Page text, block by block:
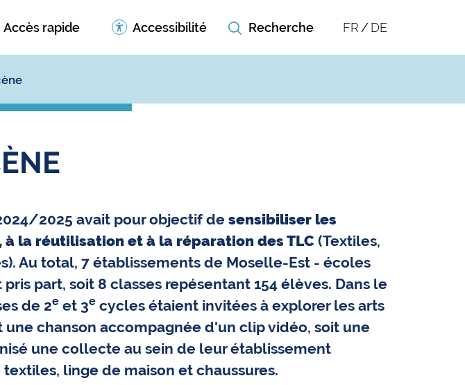
Accès rapide Accessibilité FR DE
2025 avait pour objectif de sensibiliser les
la réutilisation et à la réparation des TLC (Textiles,
Au total, 7 établissements de Moselle-Est - écoles
part, soit 8 classes repésentant 154 élèves. Dans le
de 2e et 3e cycles étaient invitées à explorer les arts
une chanson accompagnée d'un clip vidéo, soit une
une collecte au sein de leur établissement
textiles, linge de maison et chaussures.